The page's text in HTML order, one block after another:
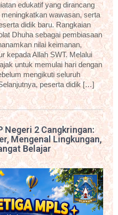
edukatif yang dirancang
wawasan, serta
didik baru. Rangkaian
Dhuha sebagai pembiasaan
nilai keimanan,
kepada Allah SWT. Melalui
untuk memulai hari dengan
mengikuti seluruh
peserta didik […]
Negeri 2 Cangkringan:
Mengenal Lingkungan,
Belajar